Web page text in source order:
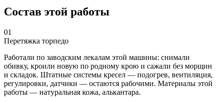
Состав этой работы
01
Перетяжка торпедо
Работали по заводским лекалам этой машины: снимали
обивку, кроили новую по родному крою и сажали без морщин
и складок. Штатные системы кресел — подогрев, вентиляция,
регулировки, датчики — остаются рабочими. Материалы этой
работы — натуральная кожа, алькантара.